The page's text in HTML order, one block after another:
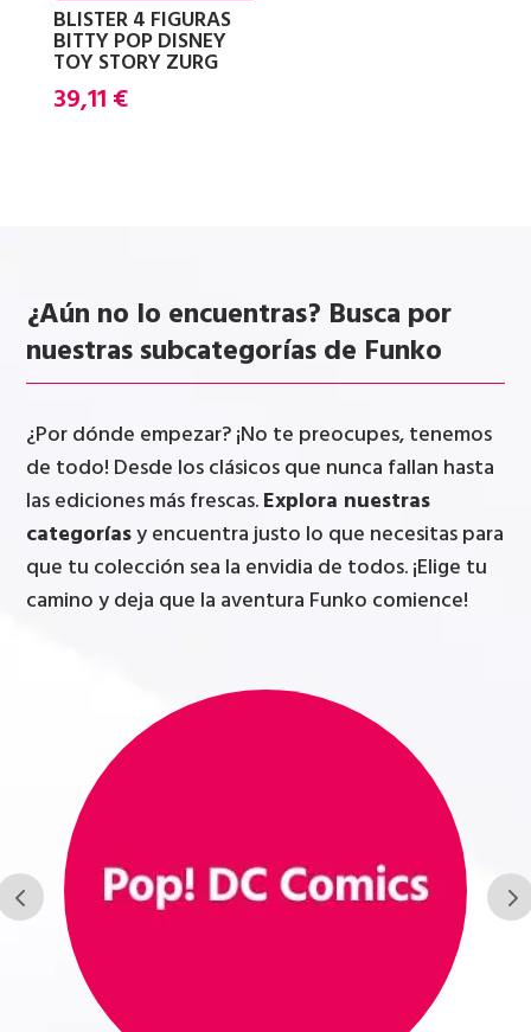
BLISTER 4 FIGURAS
BITTY POP DISNEY
TOY STORY ZURG
39,11 €
¿Aún no lo encuentras? Busca por
nuestras subcategorías de Funko
¿Por dónde empezar? ¡No te preocupes, tenemos
de todo! Desde los clásicos que nunca fallan hasta
las ediciones más frescas.Explora nuestras
categoríasy encuentra justo lo que necesitas para
que tu colección sea la envidia de todos. ¡Elige tu
camino y deja que la aventura Funko comience!